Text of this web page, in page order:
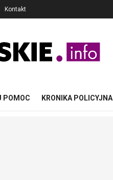
Kontakt
POMOC KRONIKA POLICYJNA